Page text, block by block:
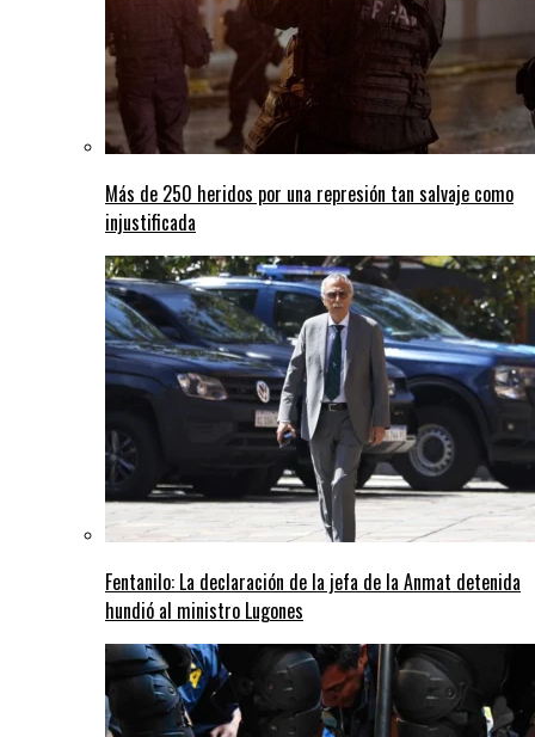
Más de 250 heridos por una represión tan salvaje como
injustificada
Fentanilo: La declaración de la jefa de la Anmat detenida
hundió al ministro Lugones